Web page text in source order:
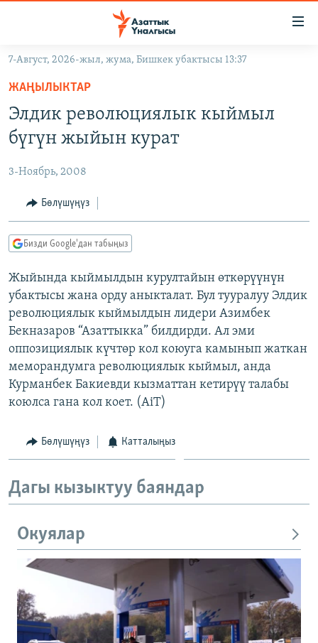
Навигацияга
өтүңүз
Издөөгө
салыңызКЫРГЫЗСТАН
ЭКОНОМИКА
МАДАНИЯТ
ДҮЙНӨ
БОРБОР АЗИЯ
УКРАИНА
АТАЙЫН ИЛИКТӨӨ
ТВ ПРОГРАММАЛАР
ЭКСПЕРТТЕР ТАЛДАЙТ
БИЗ ЖАНА ДҮЙНӨ
ЭЖЕ-СИҢДИЛЕР
АЗАТТЫК+
ЫҢГАЙСЫЗ СУРООЛОР
ӨЗГӨЧӨ ПИКИР
Русский
ОНЛАЙН ШЕРИНЕ
7-Август, 2026-жыл, жума, Бишкек убактысы 13:37
ЖАҢЫЛЫКТАР
Элдик революциялык кыймыл
бүгүн жыйын курат
3-Ноябрь, 2008
Бөлүшүңүз
Бизди Google'дан табыңыз
Жыйында кыймылдын курултайын өткөрүүнүн
убактысы жана орду аныкталат. Бул тууралуу Элдик
революциялык кыймылдын лидери Азимбек
Бекназаров “Азаттыкка” билдирди. Ал эми
оппозициялык күчтөр кол коюуга камынып жаткан
меморандумга революциялык кыймыл, анда
Курманбек Бакиевди кызматтан кетирүү талабы
коюлса гана кол коет. (AiT)
Бөлүшүңүз Катталыңыз
Дагы кызыктуу баяндар
Окуялар